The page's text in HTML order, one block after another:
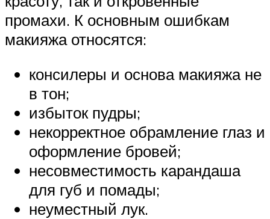
промахи. К основным ошибкам
макияжа относятся:
консилеры и основа макияжа не
в тон;
избыток пудры;
некорректное обрамление глаз и
оформление бровей;
несовместимость карандаша
для губ и помады;
неуместный лук.